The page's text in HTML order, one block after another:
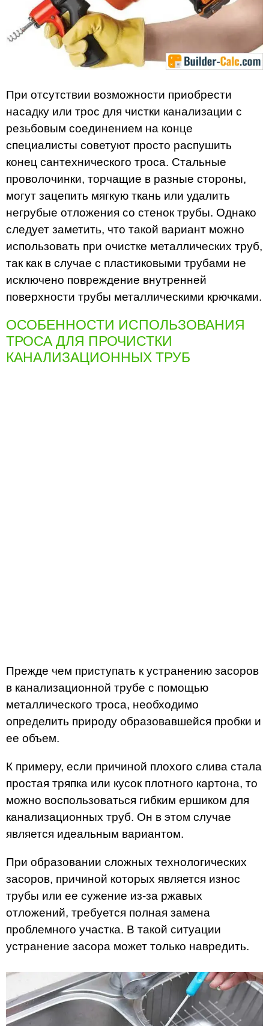
При отсутствии возможности приобрести
насадку или трос для чистки канализации с
резьбовым соединением на конце
специалисты советуют просто распушить
конец сантехнического троса. Стальные
проволочинки, торчащие в разные стороны,
могут зацепить мягкую ткань или удалить
негрубые отложения со стенок трубы. Однако
следует заметить, что такой вариант можно
использовать при очистке металлических труб,
так как в случае с пластиковыми трубами не
исключено повреждение внутренней
поверхности трубы металлическими крючками.
ОСОБЕННОСТИ ИСПОЛЬЗОВАНИЯ
ТРОСА ДЛЯ ПРОЧИСТКИ
КАНАЛИЗАЦИОННЫХ ТРУБ
Прежде чем приступать к устранению засоров
в канализационной трубе с помощью
металлического троса, необходимо
определить природу образовавшейся пробки и
ее объем.
К примеру, если причиной плохого слива стала
простая тряпка или кусок плотного картона, то
можно воспользоваться гибким ершиком для
канализационных труб. Он в этом случае
является идеальным вариантом.
При образовании сложных технологических
засоров, причиной которых является износ
трубы или ее сужение из-за ржавых
отложений, требуется полная замена
проблемного участка. В такой ситуации
устранение засора может только навредить.